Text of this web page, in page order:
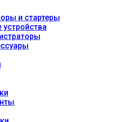
и стартеры